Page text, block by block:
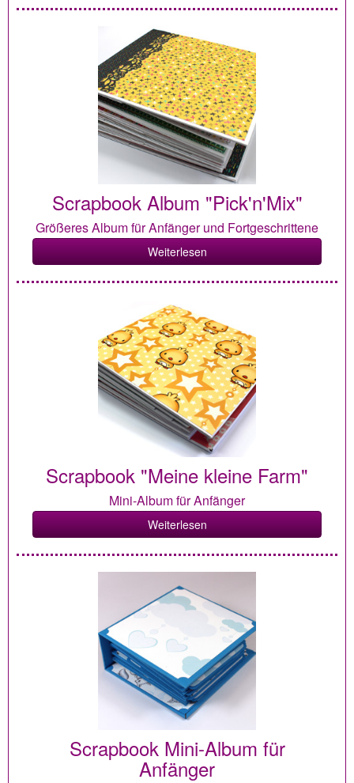
Scrapbook Album "Pick'n'Mix"
Größeres Album für Anfänger und Fortgeschrittene
Weiterlesen
Scrapbook "Meine kleine Farm"
Mini-Album für Anfänger
Weiterlesen
Scrapbook Mini-Album für
Anfänger